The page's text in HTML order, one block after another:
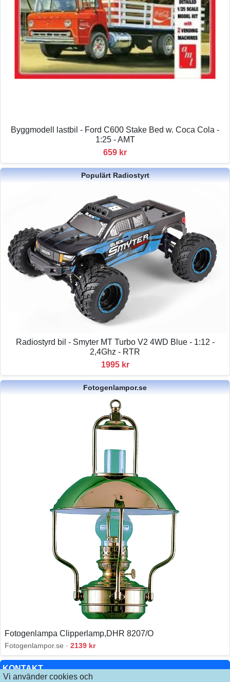
Vi använder cookies och
KONTAKT
Byggmodell lastbil - Ford C600 Stake Bed w. Coca Cola -
1:25 - AMT
659 kr
Populärt Radiostyrt
Radiostyrd bil - Smyter MT Turbo V2 4WD Blue - 1:12 -
2,4Ghz - RTR
1995 kr
Fotogenlampor.se
Fotogenlampa Clipperlamp,DHR 8207/O
Fotogenlampor.se · 2139 kr